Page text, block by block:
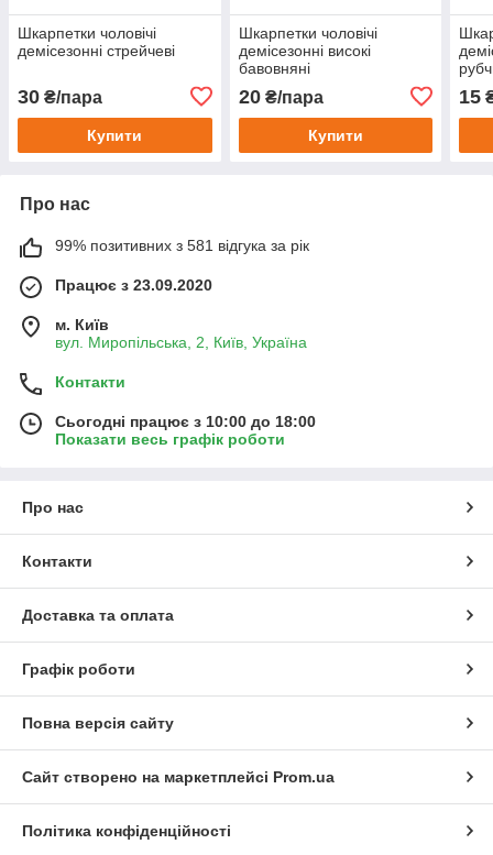
Шкарпетки чоловічі
демісезонні стрейчеві
30 ₴/пара
Купити
Шкарпетки чоловічі
демісезонні високі
бавовняні
20₴/пара
Купити
15
Про нас
99% позитивних з 581 відгука за рік
Працює з 23.09.2020
м. Київ
вул. Миропільська, 2, Київ, Україна
Контакти
Сьогодні працює з 10:00 до 18:00
Показати весь графік роботи
Про нас
Контакти
Доставка та оплата
Графік роботи
Повна версія сайту
Сайт створено на маркетплейсі Prom.ua
Політика конфіденційності